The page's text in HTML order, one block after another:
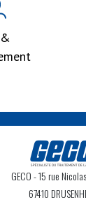
GECO- 15 rue
67410